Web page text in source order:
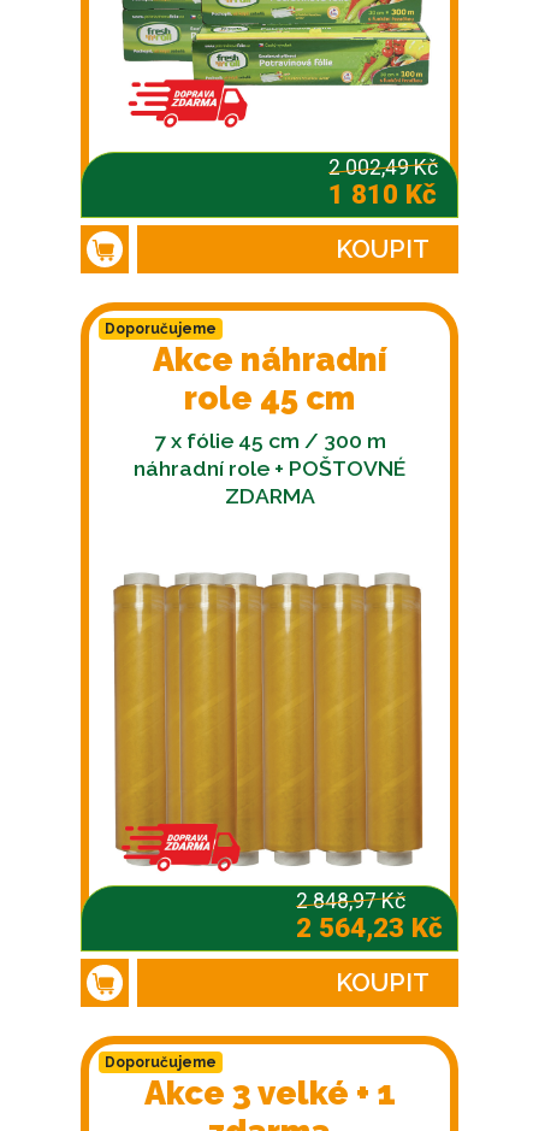
2 002,49 Kč
1 810 Kč
KOUPIT
Doporučujeme
Akce náhradní
role 45 cm
7 x fólie 45 cm / 300 m
náhradní role + POŠTOVNÉ
ZDARMA
2 848,97 Kč
2 564,23 Kč
KOUPIT
Doporučujeme
Akce 3 velké + 1